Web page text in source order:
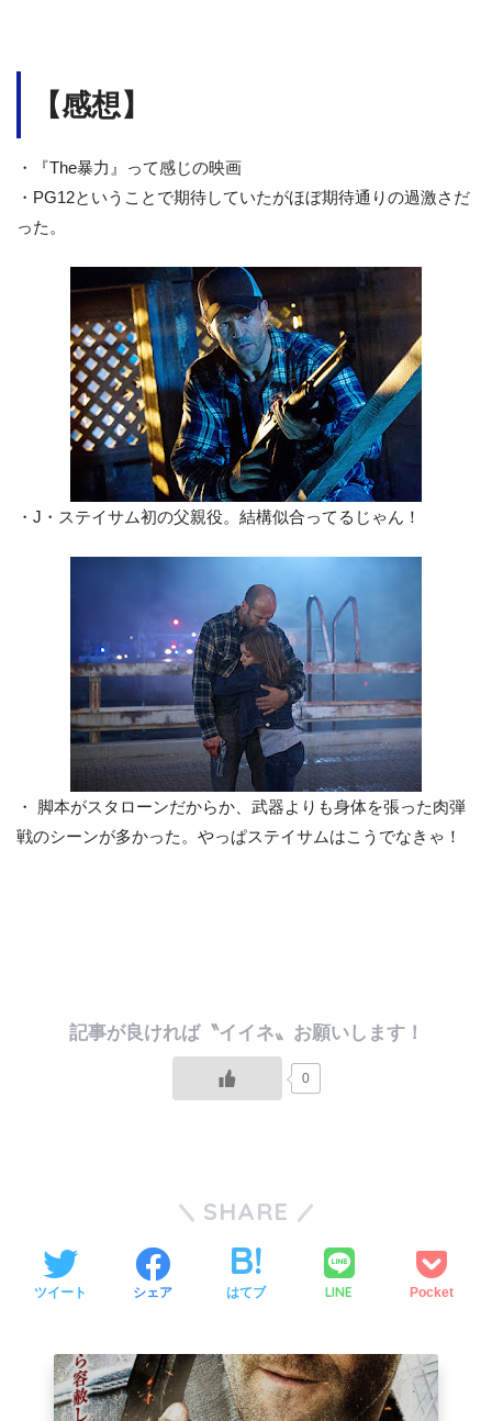
【感想】
・『The暴力』って感じの映画
・PG12ということで期待していたがほぼ期待通りの過激さだ
った。
・J・ステイサム初の父親役。結構似合ってるじゃん！
・ 脚本がスタローンだからか、武器よりも身体を張った肉弾
戦のシーンが多かった。やっぱステイサムはこうでなきゃ！
0
SHARE
ツイート シェア はてブ LINE Pocket